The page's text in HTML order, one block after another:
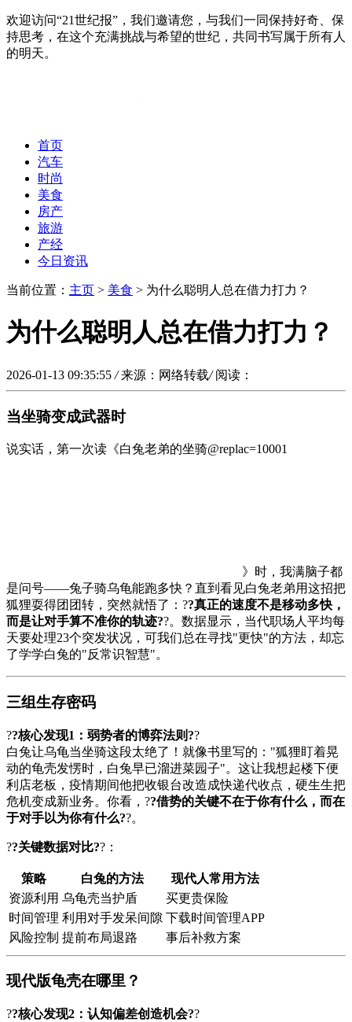
欢迎访问“21世纪报”，我们邀请您，与我们一同保持好奇、保
持思考，在这个充满挑战与希望的世纪，共同书写属于所有人
的明天。
首页
汽车
时尚
美食
房产
旅游
产经
今日资讯
当前位置： 主页 > 美食 > 为什么聪明人总在借力打力？
为什么聪明人总在借力打力？
2026-01-13 09:35:55 / 来源：网络转载/ 阅读：
当坐骑变成武器时
说实话，第一次读《白兔老弟的坐骑@replac=10001
》时，我满脑子都
是问号——兔子骑乌龟能跑多快？直到看见白兔老弟用这招把
狐狸耍得团团转，突然就悟了：??真正的速度不是移动多快，
而是让对手算不准你的轨迹??。数据显示，当代职场人平均每
天要处理23个突发状况，可我们总在寻找"更快"的方法，却忘
了学学白兔的"反常识智慧"。
三组生存密码
??核心发现1：弱势者的博弈法则??
白兔让乌龟当坐骑这段太绝了！就像书里写的："狐狸盯着晃
动的龟壳发愣时，白兔早已溜进菜园子"。这让我想起楼下便
利店老板，疫情期间他把收银台改造成快递代收点，硬生生把
危机变成新业务。你看，??借势的关键不在于你有什么，而在
于对手以为你有什么??。
??关键数据对比??：
策略 白兔的方法
现代人常用方法
资源利用 乌龟壳当护盾
买更贵保险
时间管理 利用对手发呆间隙 下载时间管理APP
风险控制 提前布局退路 事后补救方案
现代版龟壳在哪里？
??核心发现2：认知偏差创造机会??